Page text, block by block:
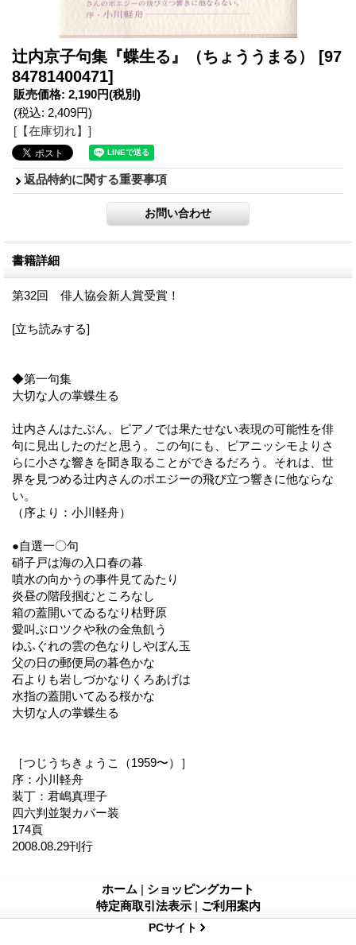
辻内京子句集『蝶生る』（ちょううまる）
[97
84781400471]
販売価格: 2,190円(税別)
(税込: 2,409円)
[【在庫切れ】]
返品特約に関する重要事項
書籍詳細
第32回 俳人協会新人賞受賞！
[立ち読みする]
◆第一句集
大切な人の掌蝶生る
辻内さんはたぶん、ピアノでは果たせない表現の可能性を俳
句に見出したのだと思う。この句にも、ピアニッシモよりさ
らに小さな響きを聞き取ることができるだろう。それは、世
界を見つめる辻内さんのポエジーの飛び立つ響きに他ならな
い。
（序より：小川軽舟）
●自選一〇句
硝子戸は海の入口春の暮
噴水の向かうの事件見てゐたり
炎昼の階段掴むところなし
箱の蓋開いてゐるなり枯野原
愛叫ぶロツクや秋の金魚飢う
ゆふぐれの雲の色なりしやぼん玉
父の日の郵便局の暮色かな
石よりも岩しづかなりくろあげは
水指の蓋開いてゐる桜かな
大切な人の掌蝶生る
［つじうちきょうこ（1959〜）］
序：小川軽舟
装丁：君嶋真理子
四六判並製カバー装
174頁
2008.08.29刊行
ホーム | ショッピングカート
特定商取引法表示 | ご利用案内
PCサイト